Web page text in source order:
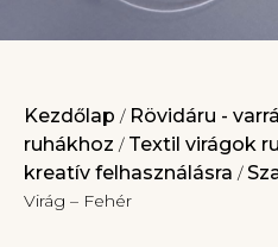
Kezdőlap / Rövidáru -
ruhákhoz / Textil virágok
kreatív felhasználásra /
Virág – Fehér